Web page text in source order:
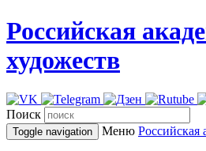
Российская
художеств
Поиск
Toggle navigation Меню Российская